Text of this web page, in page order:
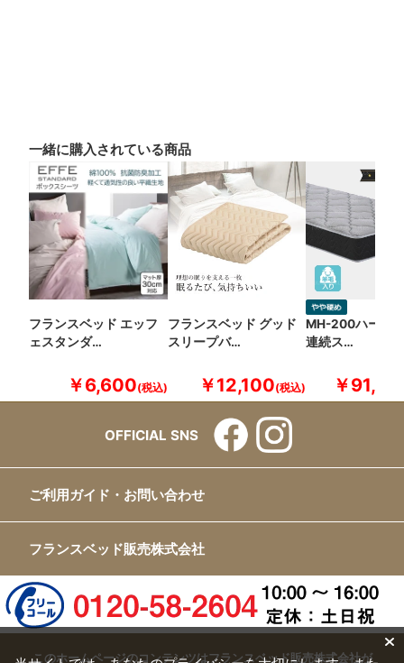
一緒に購入されている商品
フランスベッド エッフ
ェスタンダ…
￥6,600
フランスベッド グッド
スリープバ…
￥12,100
MH-200ハード
連続ス…
￥
OFFICIAL SNS
ご利用ガイド・お問い合わせ
フランスベッド販売株式会社
このホームページのコンテンツはフランスベッド販売株式会社が